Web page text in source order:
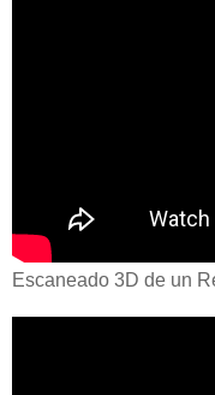
Escaneado 3D de un